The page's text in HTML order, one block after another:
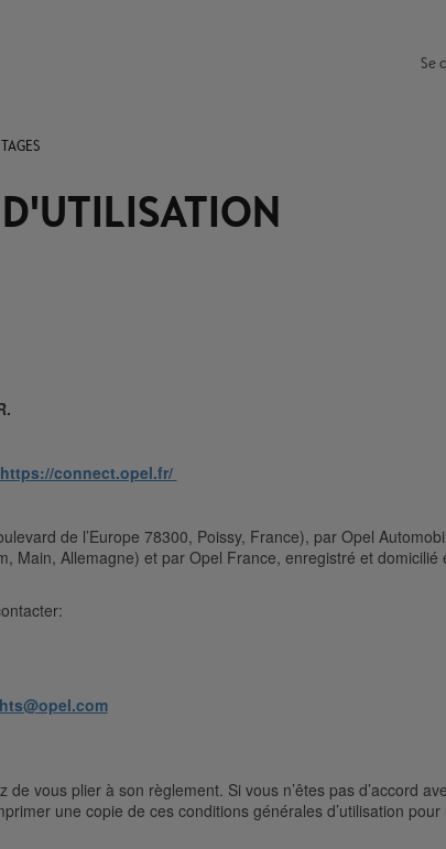
Se
https://connect.opel.fr/
de l’Europe 78300, Poissy, France), par Opel
Main, Allemagne) et par Opel France, enregistré et domicilié
vous plier à son règlement. Si vous n’êtes pas d’accord
une copie de ces conditions générales d’utilisation pour